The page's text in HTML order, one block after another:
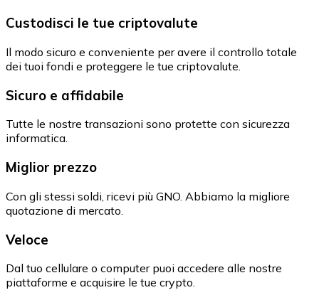
Custodisci le tue criptovalute
Il modo sicuro e conveniente per avere il controllo totale
dei tuoi fondi e proteggere le tue criptovalute.
Sicuro e affidabile
Tutte le nostre transazioni sono protette con sicurezza
informatica.
Miglior prezzo
Con gli stessi soldi, ricevi più GNO. Abbiamo la migliore
quotazione di mercato.
Veloce
Dal tuo cellulare o computer puoi accedere alle nostre
piattaforme e acquisire le tue crypto.